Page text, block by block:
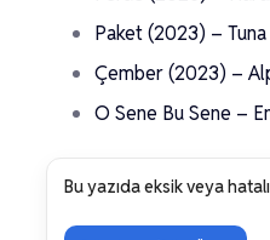
Paket (2023) – Tuna
Çember (2023) –
O Sene Bu Sene –
Bu yazıda eksik veya